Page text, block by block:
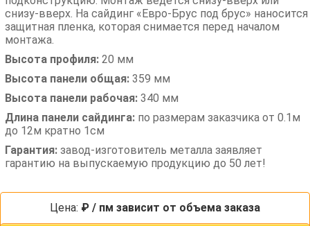
снизу-вверх. На сайдинг «Евро-Брус под брус» наносится
защитная пленка, которая снимается перед началом
монтажа.
Высота профиля: 20 мм
Высота панели общая: 359 мм
Высота панели рабочая: 340 мм
Длина панели сайдинга: по размерам заказчика от 0.1м
до 12м кратно 1см
Гарантия: завод-изготовитель металла заявляет
гарантию на выпускаемую продукцию до 50 лет!
Цена: ₽ / пм зависит от объема заказа